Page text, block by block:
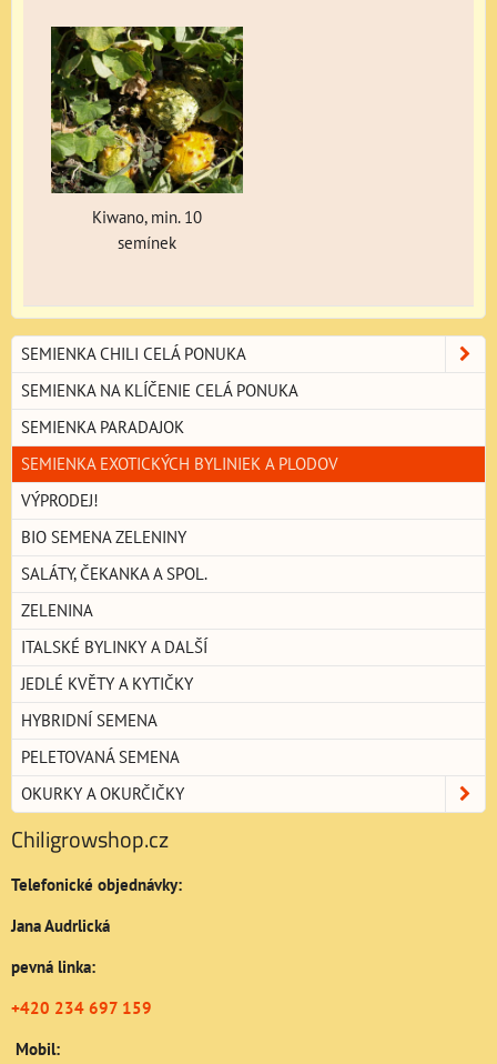
Kiwano, min. 10
semínek
SEMIENKA CHILI CELÁ PONUKA
SEMIENKA NA KLÍČENIE CELÁ PONUKA
SEMIENKA PARADAJOK
SEMIENKA EXOTICKÝCH BYLINIEK A PLODOV
VÝPRODEJ!
BIO SEMENA ZELENINY
SALÁTY, ČEKANKA A SPOL.
ZELENINA
ITALSKÉ BYLINKY A DALŠÍ
JEDLÉ KVĚTY A KYTIČKY
HYBRIDNÍ SEMENA
PELETOVANÁ SEMENA
OKURKY A OKURČIČKY
Chiligrowshop.cz
Telefonické objednávky:
Jana Audrlická
pevná linka:
+420 234 697 159
Mobil: